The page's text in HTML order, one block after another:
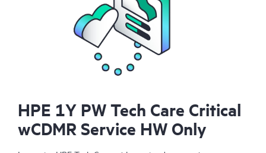
HPE 1Y PW Tech Care Critical
wCDMR Service HW Only